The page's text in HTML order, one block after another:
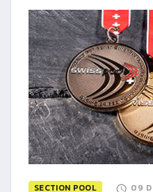
SECTION POOL 09